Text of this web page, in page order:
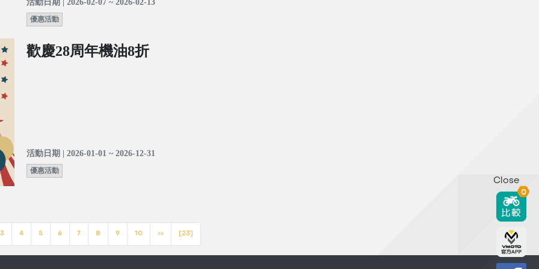
活動日期 | 2026-02-07 ~ 2026-02-13
優惠活動
歡慶28周年機油8折
活動日期 | 2026-01-01 ~ 2026-12-31
優惠活動
3 4 5 6 7 8 9 10 >> [23]
Close
0